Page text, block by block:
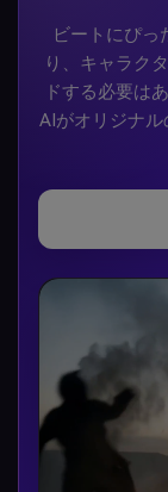
ビートにぴ
り、キャラク
ドする必要は
AIがオリジナ